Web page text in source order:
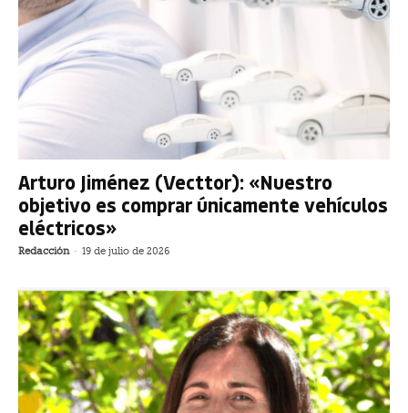
Arturo Jiménez (Vecttor): «Nuestro
objetivo es comprar únicamente vehículos
eléctricos»
Redacción - 19 de julio de 2026